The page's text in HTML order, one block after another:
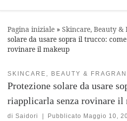
Pagina iniziale » Skincare, Beauty &
solare da usare sopra il trucco:
rovinare il makeup
SKINCARE, BEAUTY &
Protezione solare da usare
riapplicarla senza rovinare il
di Saidori | Pubblicato Maggio 10,